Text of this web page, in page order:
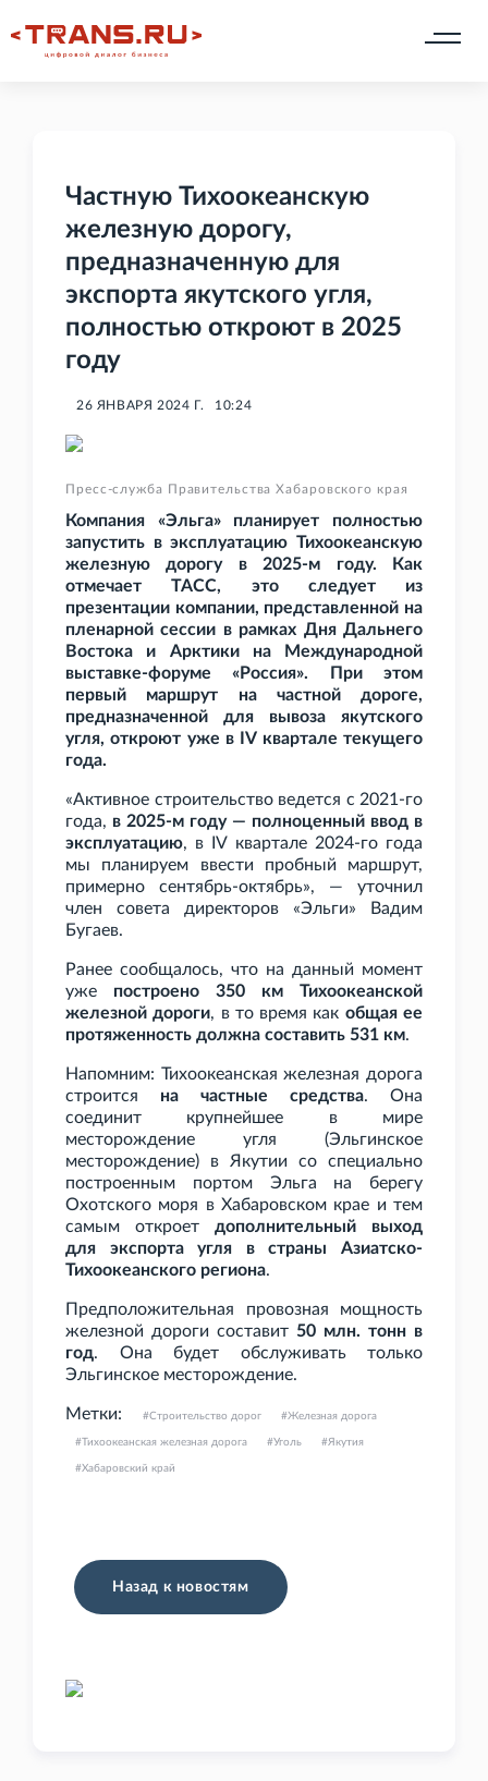
Частную Тихоокеанскую
железную дорогу,
предназначенную для
экспорта якутского угля,
полностью откроют в 2025
году
26 ЯНВАРЯ 2024 Г. 10:24
Пресс-служба Правительства Хабаровского края
Компания «Эльга» планирует полностью
запустить в эксплуатацию Тихоокеанскую
железную дорогу в 2025-м году. Как
отмечает ТАСС, это следует из
презентации компании, представленной на
пленарной сессии в рамках Дня Дальнего
Востока и Арктики на Международной
выставке-форуме «Россия». При этом
первый маршрут на частной дороге,
предназначенной для вывоза якутского
угля, откроют уже в IV квартале текущего
года.
«Активное строительство ведется с 2021-го
года, в 2025-м году — полноценный ввод в
эксплуатацию, в IV квартале 2024-го года
мы планируем ввести пробный маршрут,
примерно сентябрь-октябрь», — уточнил
член совета директоров «Эльги» Вадим
Бугаев.
Ранее сообщалось, что на данный момент
уже построено 350
км Тихоокеанской
железной дороги, в то время как общая ее
протяженность должна составить 531 км.
Напомним: Тихоокеанская железная дорога
строится на частные средства. Она
соединит крупнейшее в мире
месторождение угля (Эльгинское
месторождение) в Якутии со специально
построенным портом Эльга на берегу
Охотского моря в Хабаровском крае и тем
самым откроет дополнительный выход
для экспорта угля в страны Азиатско-
Тихоокеанского региона.
Предположительная провозная мощность
железной дороги составит 50 млн. тонн в
год. Она будет обслуживать только
Эльгинское месторождение.
Метки: Строительство дорог Железная дорога
Тихоокеанская железная дорога Уголь Якутия
Хабаровский край
Назад к новостям